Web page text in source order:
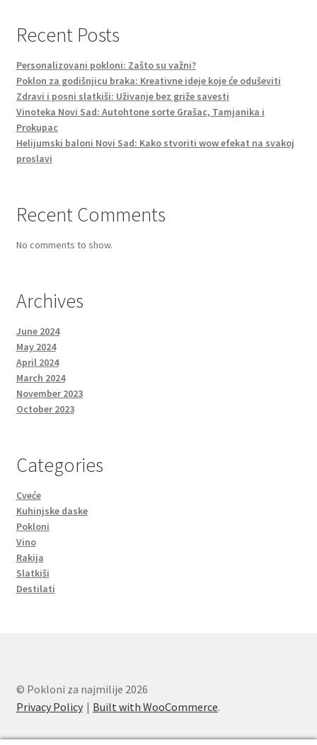
Recent Posts
Personalizovani pokloni: Zašto su važni?
Poklon za godišnjicu braka: Kreativne ideje koje će oduševiti
Zdravi i posni slatkiši: Uživanje bez griže savesti
Vinoteka Novi Sad: Autohtone sorte Grašac, Tamjanika i
Prokupac
Helijumski baloni Novi Sad: Kako stvoriti wow efekat na svakoj
proslavi
Recent Comments
No comments to show.
Archives
June 2024
May 2024
April 2024
March 2024
November 2023
October 2023
Categories
Cveće
Kuhinjske daske
Pokloni
Vino
Rakija
Slatkiši
Destilati
© Pokloni za najmilije 2026
Privacy Policy
Built with WooCommerce.